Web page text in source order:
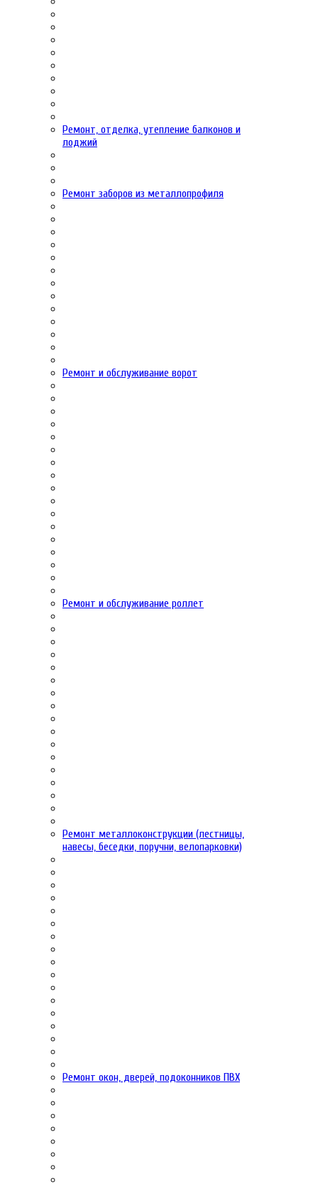
Ремонт, отделка, утепление балконов и
лоджий
Ремонт заборов из металлопрофиля
Ремонт и обслуживание ворот
Ремонт и обслуживание роллет
Ремонт металлоконструкции (лестницы,
навесы, беседки, поручни, велопарковки)
Ремонт окон, дверей, подоконников ПВХ